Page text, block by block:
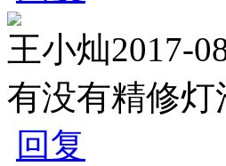
王小灿2017-
有没有精修灯
回复